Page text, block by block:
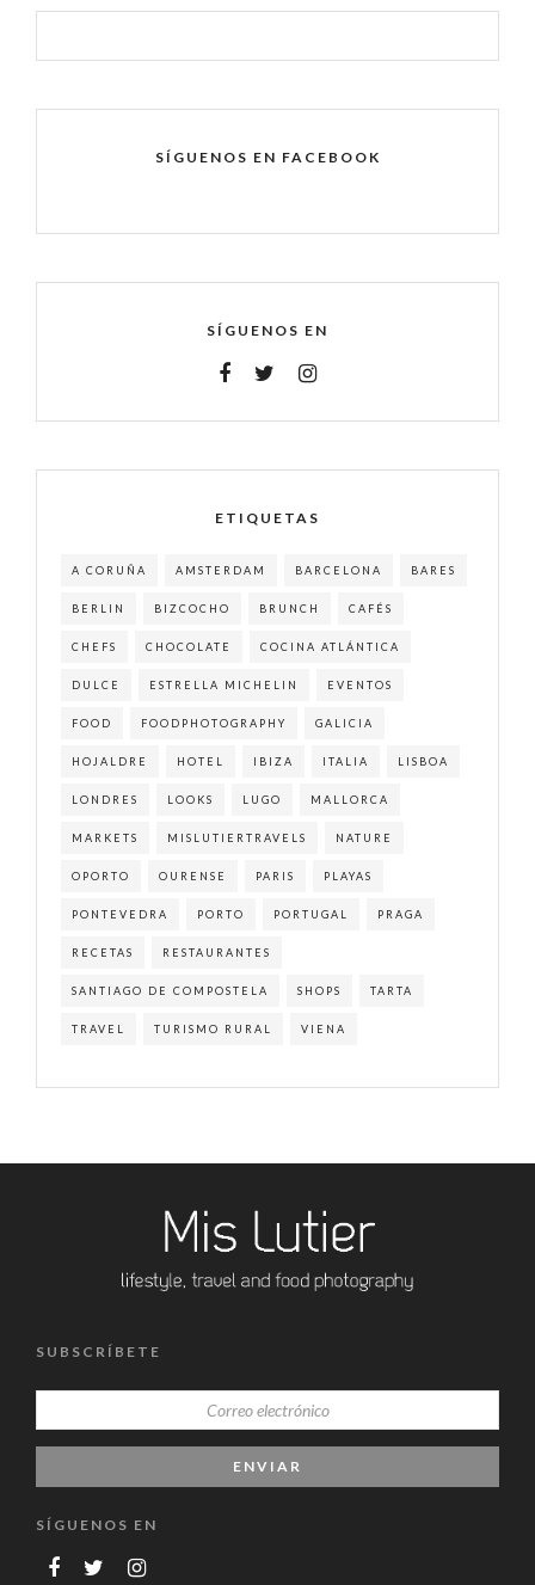
SÍGUENOS EN FACEBOOK
SÍGUENOS EN
ETIQUETAS
A CORUÑA AMSTERDAM BARCELONA BARES
BERLIN BIZCOCHO BRUNCH CAFÉS
CHEFS CHOCOLATE COCINA ATLÁNTICA
DULCE ESTRELLA MICHELIN EVENTOS
FOOD FOODPHOTOGRAPHY GALICIA
HOJALDRE HOTEL IBIZA ITALIA LISBOA
LONDRES LOOKS LUGO MALLORCA
MARKETS MISLUTIERTRAVELS NATURE
OPORTO OURENSE PARIS PLAYAS
PONTEVEDRA PORTO PORTUGAL PRAGA
RECETAS RESTAURANTES
SANTIAGO DE COMPOSTELA SHOPS TARTA
TRAVEL TURISMO RURAL VIENA
SUBSCRÍBETE
SÍGUENOS EN